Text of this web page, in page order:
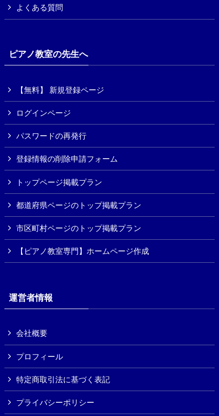
よくある質問
ピアノ教室の先生へ
【無料】 新規登録ページ
ログインページ
パスワードの再発行
登録情報の削除申請フォーム
トップページ掲載プラン
都道府県ページのトップ掲載プラン
市区町村ページのトップ掲載プラン
【ピアノ教室専門】ホームページ作成
運営者情報
会社概要
プロフィール
特定商取引法に基づく表記
プライバシーポリシー